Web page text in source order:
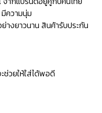
ความนุ่ม
างยาวนาน สินค้ารับประกัน
ช่วยให้ใส่ได้พอดี